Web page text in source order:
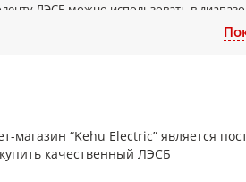
ЛЭСБ можно использовать в
от 10 мм и больше. Предельные
Гарантийный срок хранения при
технические
магазин “Kehu Electric” является
качественный ЛЭСБ